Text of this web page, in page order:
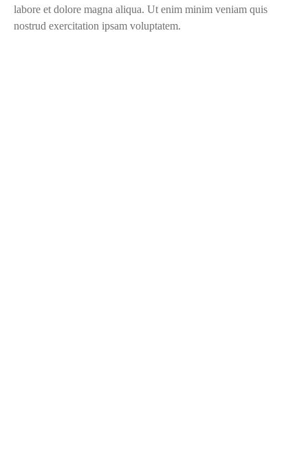
labore et dolore magna aliqua. Ut enim minim veniam quis
nostrud exercitation ipsam voluptatem.